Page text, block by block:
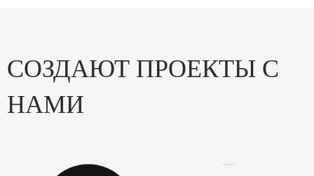
СОЗДАЮТ ПРОЕКТЫ С
НАМИ